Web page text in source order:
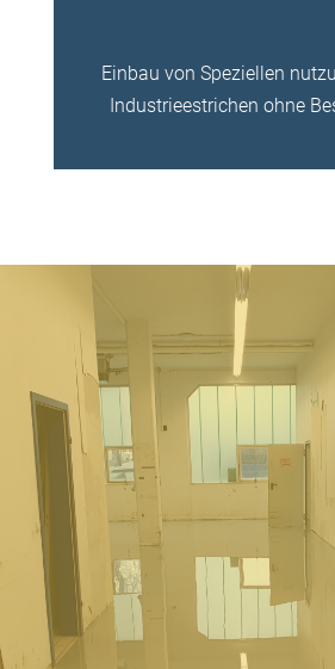
Einbau von Speziellen
Industrieestrichen ohne